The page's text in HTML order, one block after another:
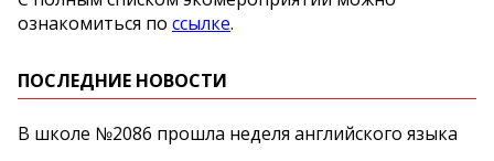
ознакомиться по ссылке.
ПОСЛЕДНИЕ НОВОСТИ
В школе №2086 прошла неделя английского языка